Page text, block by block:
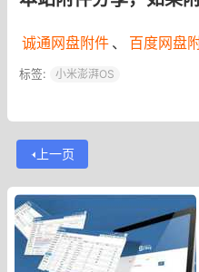
诚通网盘附件 、 百度网盘
标签:
小米澎湃OS
上一页